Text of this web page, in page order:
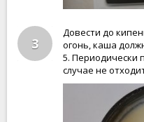
3
Довести до
огонь, каша
5. Периодически
случае не